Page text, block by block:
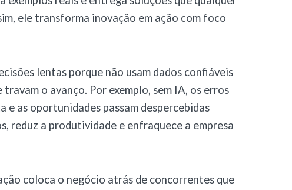
ele transforma inovação em ação com foco
lentas porque não usam dados confiáveis
o avanço. Por exemplo, sem IA, os erros
e as oportunidades passam despercebidas
reduz a produtividade e enfraquece a empresa
coloca o negócio atrás de concorrentes que